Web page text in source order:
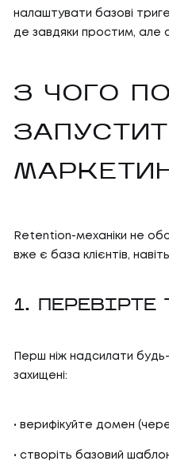
налаштувати базові
де завдяки простим, але
З ЧОГО
Retention-механіки не
вже є база клієнтів,
1. ПЕРЕВІРТЕ
Перш ніж надсилати
захищені:
верифікуйте домен
створіть базовий